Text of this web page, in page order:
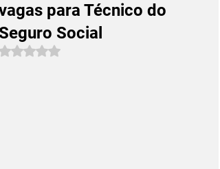
para Técnico do
Social
Avaliado com NaN de 5 estrelas.